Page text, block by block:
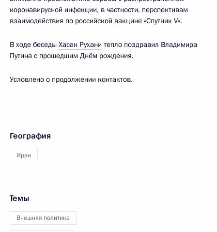
коронавирусной инфекции, в частности, перспективам
взаимодействия по российской вакцине «Спутник V».
В ходе беседы Хасан Рухани тепло поздравил Владимира
Путина с прошедшим Днём рождения.
Условлено о продолжении контактов.
География
Иран
Темы
Внешняя политика